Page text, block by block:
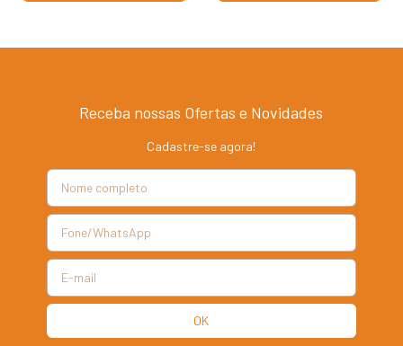
Receba nossas Ofertas e Novidades
Cadastre-se agora!